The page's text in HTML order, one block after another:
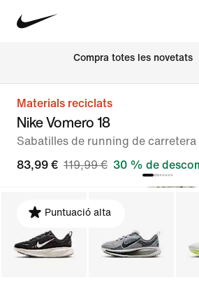
Compra totes les novetats
Materials reciclats
Nike Vomero 18
Sabatilles de running de
83,99 € 119,99 € 30 % de
Puntuació alta